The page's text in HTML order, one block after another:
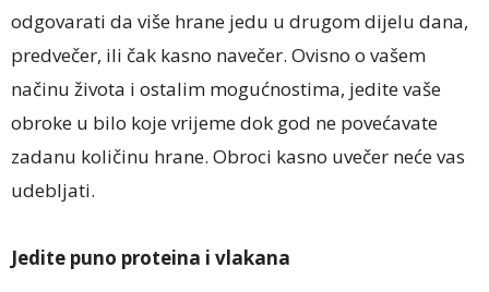
odgovarati da više hrane jedu u drugom dijelu dana,
predvečer, ili čak kasno navečer. Ovisno o vašem
načinu života i ostalim mogućnostima, jedite vaše
obroke u bilo koje vrijeme dok god ne povećavate
zadanu količinu hrane. Obroci kasno uvečer neće vas
udebljati.
Jedite puno proteina i vlakana